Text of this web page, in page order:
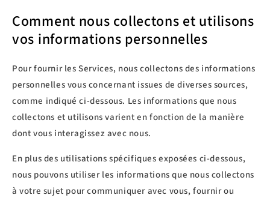
Comment nous collectons et utilisons
vos informations personnelles
Pour fournir les Services, nous collectons des informations
personnelles vous concernant issues de diverses sources,
comme indiqué ci-dessous. Les informations que nous
collectons et utilisons varient en fonction de la manière
dont vous interagissez avec nous.
En plus des utilisations spécifiques exposées ci-dessous,
nous pouvons utiliser les informations que nous collectons
à votre sujet pour communiquer avec vous, fournir ou